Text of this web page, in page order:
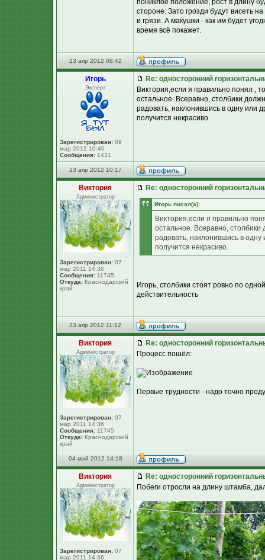
пониклое положение, рост в длину
стороне. Зато грозди будут висеть
и грязи. А макушки - как им будет
время всё покажет.
23 апр 2012 08:42
Игорь
Эксперт
Зарегистрирован: 09
мар 2012 10:40
Сообщения: 1431
Re: односторонний
Виктория,если я правильно понял ,
остальное. Всеравно, столбики
радовать, наклонившись в одну или
получится некрасиво.
23 апр 2012 10:17
Виктория
Администратор
Зарегистрирован: 07
мар 2011 14:36
Сообщения: 11745
Откуда: Краснодарский
край
Re: односторонний
Игорь писал(а):
Виктория,если я правильно
остальное. Всеравно, столбики
радовать, наклонившись в одну
получится некрасиво.
Игорь, столбики стоят ровно по
действительность
23 апр 2012 11:12
Виктория
Администратор
Зарегистрирован: 07
мар 2011 14:36
Сообщения: 11745
Откуда: Краснодарский
край
Re: односторонний
Процесс пошёл:
Первые трудности - надо точно
04 май 2012 14:18
Виктория
Администратор
Зарегистрирован: 07
мар 2011 14:36
Re: односторонний
Побеги отросли на длину штамба,